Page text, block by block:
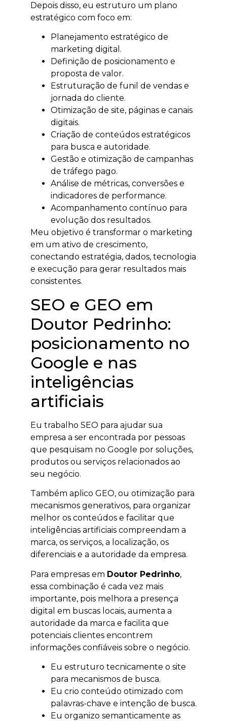
Depois disso, eu estruturo um plano
estratégico com foco em:
Planejamento estratégico de
marketing digital.
Definição de posicionamento e
proposta de valor.
Estruturação de funil de vendas e
jornada do cliente.
Otimização de site, páginas e canais
digitais.
Criação de conteúdos estratégicos
para busca e autoridade.
Gestão e otimização de campanhas
de tráfego pago.
Análise de métricas, conversões e
indicadores de performance.
Acompanhamento contínuo para
evolução dos resultados.
Meu objetivo é transformar o marketing
em um ativo de crescimento,
conectando estratégia, dados, tecnologia
e execução para gerar resultados mais
consistentes.
SEO e GEO em
Doutor Pedrinho:
posicionamento no
Google e nas
inteligências
artificiais
Eu trabalho SEO para ajudar sua
empresa a ser encontrada por pessoas
que pesquisam no Google por soluções,
produtos ou serviços relacionados ao
seu negócio.
Também aplico GEO, ou otimização para
mecanismos generativos, para organizar
melhor os conteúdos e facilitar que
inteligências artificiais compreendam a
marca, os serviços, a localização, os
diferenciais e a autoridade da empresa.
Para empresas em Doutor Pedrinho,
essa combinação é cada vez mais
importante, pois melhora a presença
digital em buscas locais, aumenta a
autoridade da marca e facilita que
potenciais clientes encontrem
informações confiáveis sobre o negócio.
Eu estruturo tecnicamente o site
para mecanismos de busca.
Eu crio conteúdo otimizado com
palavras-chave e intenção de busca.
Eu organizo semanticamente as